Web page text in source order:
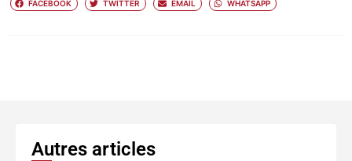
FACEBOOK TWITTER EMAIL WHATSAPP
Autres articles